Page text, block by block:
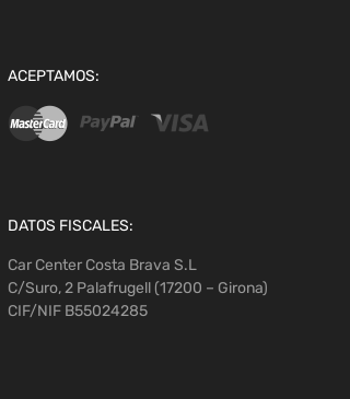
ACEPTAMOS:
DATOS FISCALES:
Car Center Costa Brava S.L
C/Suro, 2 Palafrugell (17200 – Girona)
CIF/NIF B55024285